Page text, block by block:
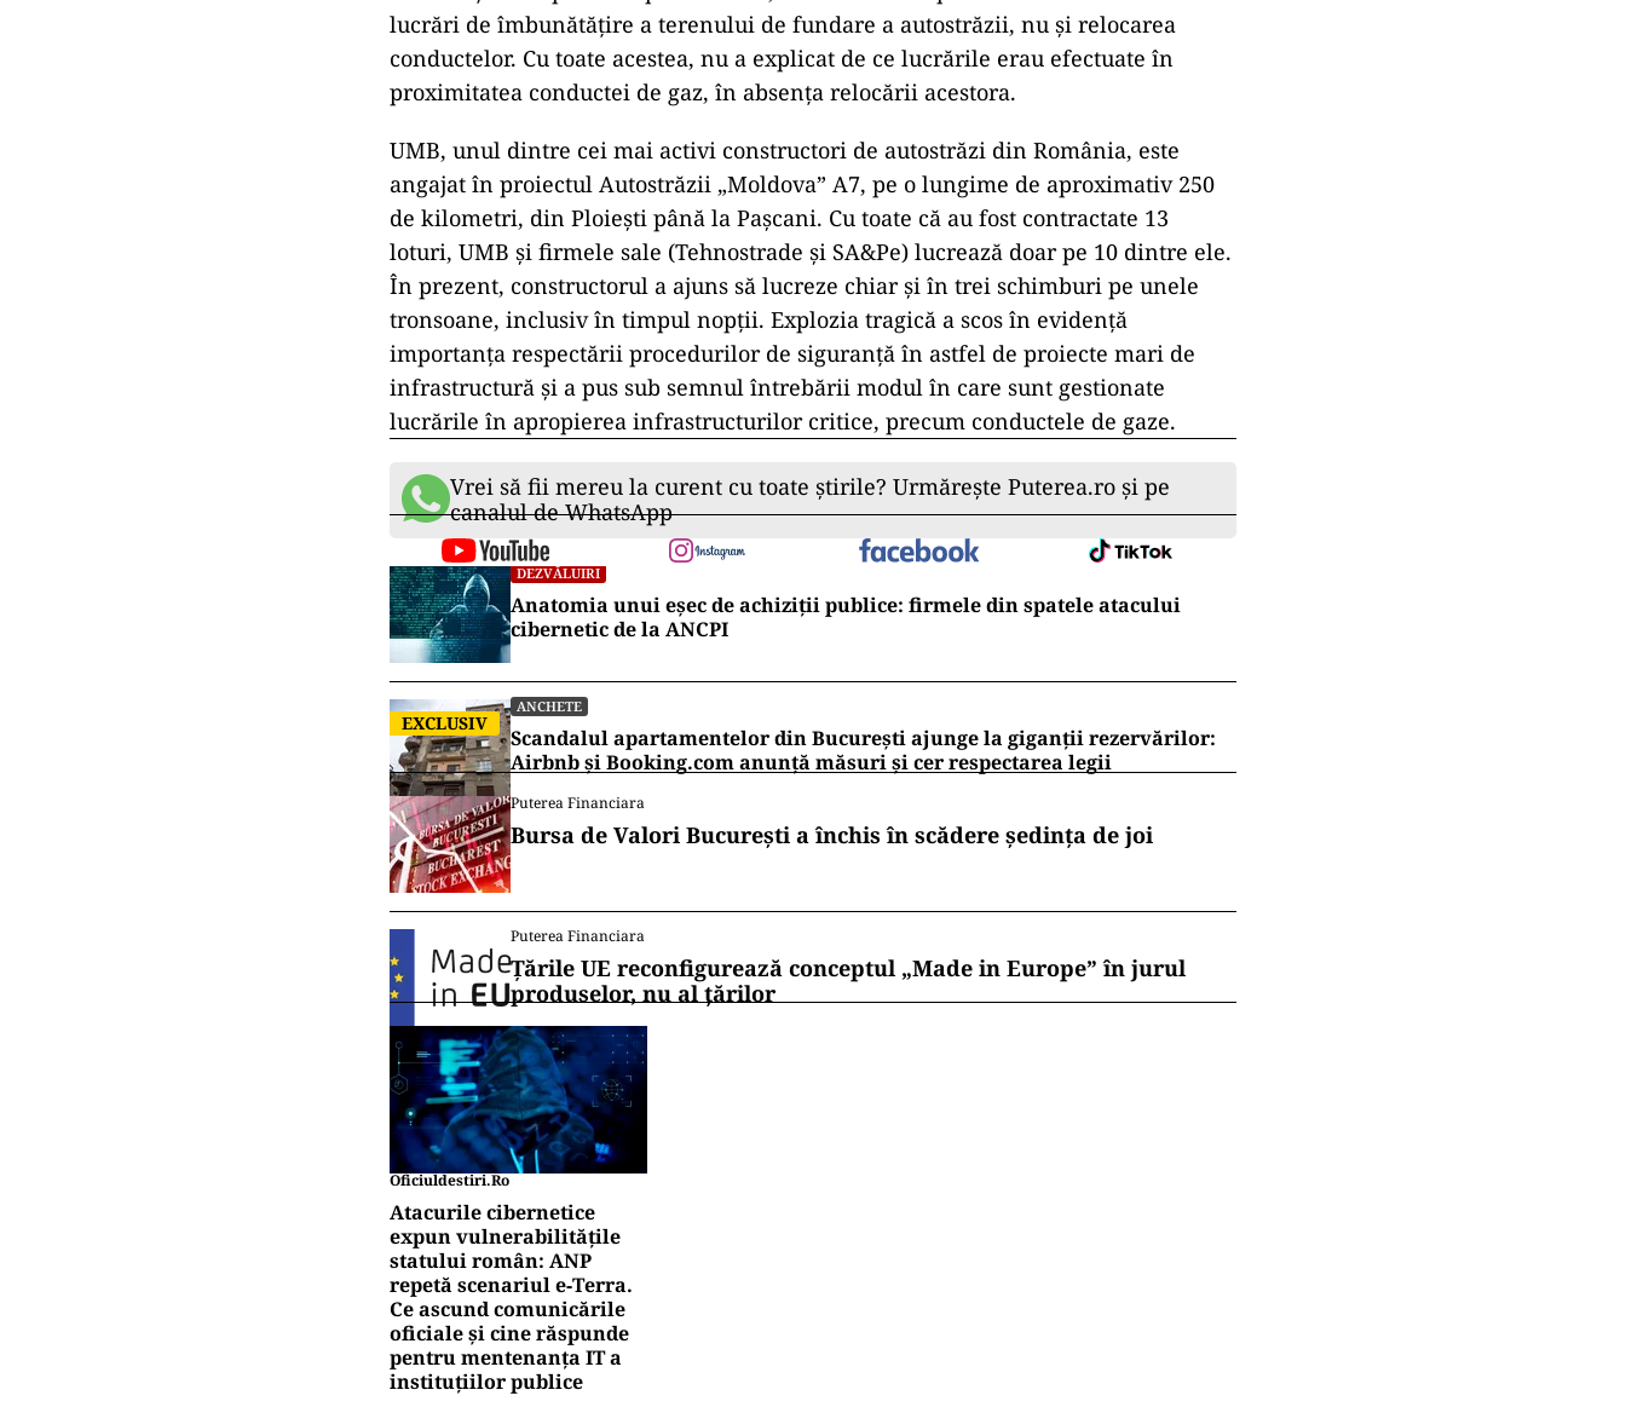
Conform regulamentului, în zona conductei de gaze, pe o distanță de 20 de
metri, de ambele părți, lucrările de construire a drumului puteau fi demarate
numai după obținerea avizului CTE Transgaz pentru relocarea conductelor de
gaz.
Compania de Autostrăzi dă răspunsuri incomplete
Compania de Autostrăzi, într-o reacție de joi la amiază, a declarat că, din
informațiile disponibile până atunci, constructorul Spedition UMB efectua doar
lucrări de îmbunătățire a terenului de fundare a autostrăzii, nu și relocarea
conductelor. Cu toate acestea, nu a explicat de ce lucrările erau efectuate în
proximitatea conductei de gaz, în absența relocării acestora.
UMB, unul dintre cei mai activi constructori de autostrăzi din România, este
angajat în proiectul Autostrăzii „Moldova” A7, pe o lungime de aproximativ 250
de kilometri, din Ploiești până la Pașcani. Cu toate că au fost contractate 13
loturi, UMB și firmele sale (Tehnostrade și SA&Pe) lucrează doar pe 10 dintre ele.
În prezent, constructorul a ajuns să lucreze chiar și în trei schimburi pe unele
tronsoane, inclusiv în timpul nopții. Explozia tragică a scos în evidență
importanța respectării procedurilor de siguranță în astfel de proiecte mari de
infrastructură și a pus sub semnul întrebării modul în care sunt gestionate
lucrările în apropierea infrastructurilor critice, precum conductele de gaze.
Vrei să fii mereu la curent cu toate știrile? Urmărește Puterea.ro și pe
canalul de WhatsApp
DEZVĂLUIRI
cibernetic de la ANCPI
EXCLUSIV
ANCHETE
Scandalul apartamentelor din București ajunge la giganții rezervărilor:
Airbnb și Booking.com anunță măsuri și cer respectarea legii
Puterea Financiara
Bursa de Valori București a închis în scădere ședința de joi
Puterea Financiara
Țările UE reconfigurează conceptul „Made in Europe” în jurul